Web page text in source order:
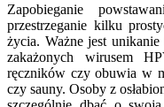
Zapobieganie
przestrzeganie kilku
życia. Ważne jest
zakażonych wirusem
ręczników czy obuwia w
czy sauny. Osoby z